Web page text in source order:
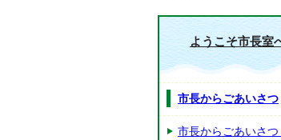
ようこそ市長室
市長からごあいさつ
市長からごあいさつ